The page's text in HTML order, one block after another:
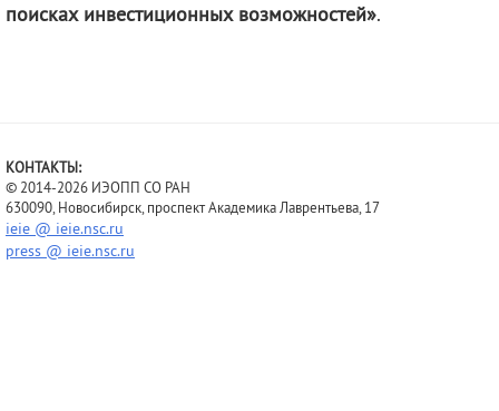
поисках инвестиционных возможностей».
КОНТАКТЫ:
© 2014-2026 ИЭОПП СО РАН
630090, Новосибирск, проспект Академика Лаврентьева, 17
ieie @ ieie.nsc.ru
press @ ieie.nsc.ru